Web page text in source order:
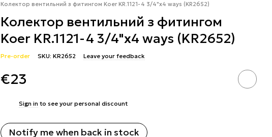
Колектор вентильний з фитингом Koer KR.1121-4 3/4"x4 ways (KR2652)
Колектор вентильний з фитингом
Koer KR.1121-4 3/4"x4 ways (KR2652)
Pre-order SKU: KR2652 Leave your feedback
€23
Sign in to see your personal discount
Notify me when back in stock